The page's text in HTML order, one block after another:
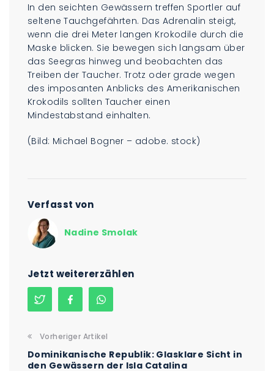
In den seichten Gewässern treffen Sportler auf
seltene Tauchgefährten. Das Adrenalin steigt,
wenn die drei Meter langen Krokodile durch die
Maske blicken. Sie bewegen sich langsam über
das Seegras hinweg und beobachten das
Treiben der Taucher. Trotz oder grade wegen
des imposanten Anblicks des Amerikanischen
Krokodils sollten Taucher einen
Mindestabstand einhalten.
(Bild: Michael Bogner – adobe. stock)
Verfasst von
Nadine Smolak
Jetzt weitererzählen
Vorheriger Artikel
Dominikanische Republik: Glasklare Sicht in
den Gewässern der Isla Catalina